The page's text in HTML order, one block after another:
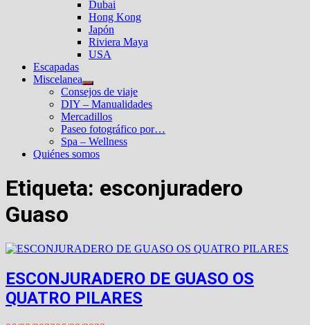
Dubai
Hong Kong
Japón
Riviera Maya
USA
Escapadas
Miscelanea
Mostrar
el
submenú
Consejos de viaje
DIY – Manualidades
Mercadillos
Paseo fotográfico por…
Spa – Wellness
Quiénes somos
Etiqueta: esconjuradero
Guaso
ESCONJURADERO DE GUASO OS
QUATRO PILARES